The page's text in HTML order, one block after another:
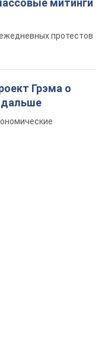
митинги
протестов
Грэма о
дальше